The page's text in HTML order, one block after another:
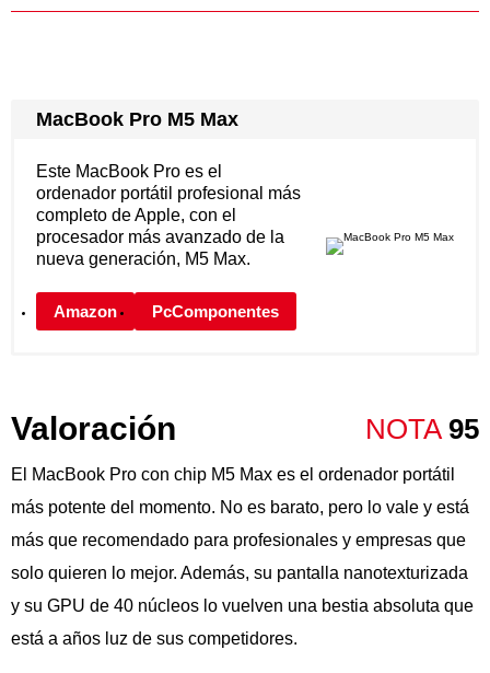
MacBook Pro M5 Max
Amazon PcComponentes
Este MacBook Pro es el
ordenador portátil profesional más
completo de Apple, con el
procesador más avanzado de la
nueva generación, M5 Max.
Valoración NOTA 95
El MacBook Pro con chip M5 Max es el ordenador portátil
más potente del momento. No es barato, pero lo vale y está
más que recomendado para profesionales y empresas que
solo quieren lo mejor. Además, su pantalla nanotexturizada
y su GPU de 40 núcleos lo vuelven una bestia absoluta que
está a años luz de sus competidores.